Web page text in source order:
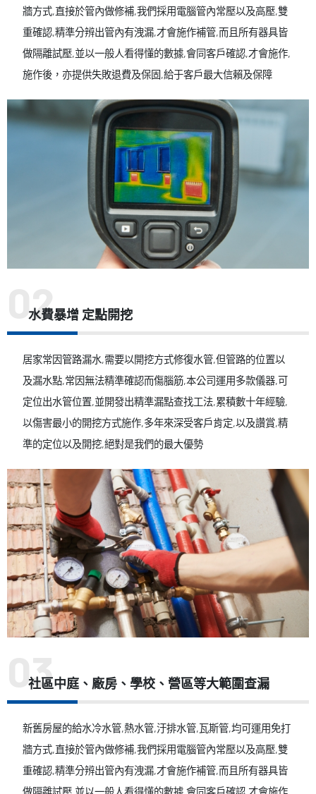
牆方式,直接於管內做修補,我們採用電腦管內常壓以及高壓,雙
重確認,精準分辨出管內有洩漏,才會施作補管,而且所有器具皆
做隔離試壓,並以一般人看得懂的數據,會同客戶確認,才會施作,
施作後，亦提供失敗退費及保固,給于客戶最大信賴及保障
水費暴增 定點開挖
居家常因管路漏水,需要以開挖方式修復水管,但管路的位置以
及漏水點,常因無法精準確認而傷腦筋,本公司運用多款儀器,可
定位出水管位置,並開發出精準漏點查找工法,累積數十年經驗,
以傷害最小的開挖方式施作,多年來深受客戶肯定,以及讚賞,精
準的定位以及開挖,絕對是我們的最大優勢
社區中庭、廠房、學校、營區等大範圍查漏
新舊房屋的給水冷水管,熱水管,汙排水管,瓦斯管,均可運用免打
牆方式,直接於管內做修補,我們採用電腦管內常壓以及高壓,雙
重確認,精準分辨出管內有洩漏,才會施作補管,而且所有器具皆
做隔離試壓,並以一般人看得懂的數據,會同客戶確認,才會施作,